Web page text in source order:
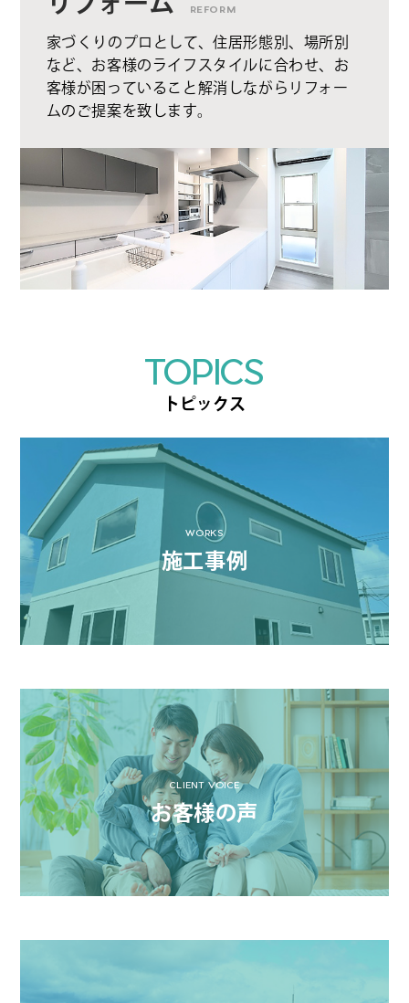
REFORM
家づくりのプロとして、住居形態別、場所別
など、お客様のライフスタイルに合わせ、お
客様が困っていること解消しながらリフォー
ムのご提案を致します。
TOPICS
トピックス
WORKS
施工事例
CLIENT VOICE
お客様の声